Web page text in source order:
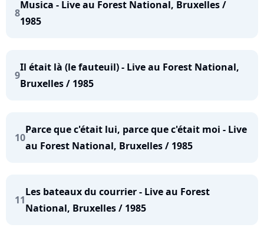
8
Musica - Live au Forest National, Bruxelles /
1985
9
Il était là (le fauteuil) - Live au Forest National,
Bruxelles / 1985
10
Parce que c'était lui, parce que c'était moi - Live
au Forest National, Bruxelles / 1985
11
Les bateaux du courrier - Live au Forest
National, Bruxelles / 1985